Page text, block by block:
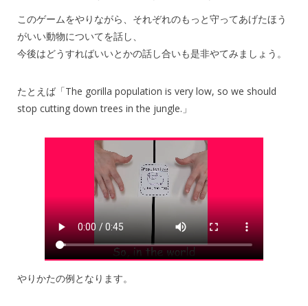
このゲームをやりながら、それぞれのもっと守ってあげたほう
がいい動物についてを話し、
今後はどうすればいいとかの話し合いも是非やてみましょう。
たとえば「The gorilla population is very low, so we should
stop cutting down trees in the jungle.」
やりかたの例となります。